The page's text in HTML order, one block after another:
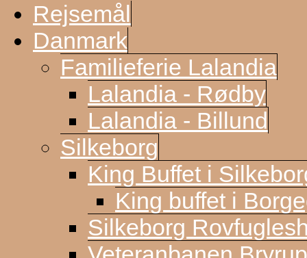
Rejsemål
Danmark
Familieferie Lalandia
Lalandia - Rødby
Lalandia - Billund
Silkeborg
King Buffet i
King buffet i
Silkeborg